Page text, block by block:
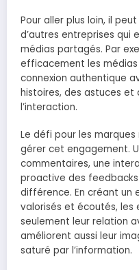
Pour aller plus loin, il
d’autres entreprises qui
médias partagés. Par
efficacement les
connexion authentique
histoires, des astuces et
l’interaction.
Le défi pour les
gérer cet engagement.
commentaires, une
proactive des
différence. En créant un
valorisés et écoutés, les
seulement leur relation
améliorent aussi leur
saturé par l’information.